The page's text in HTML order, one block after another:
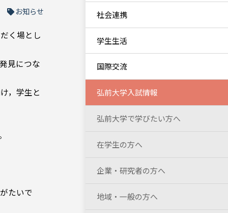
お知らせ
く場とし
見につな
，学生と
たいで
社会連携
学生生活
国際交流
弘前大学入試情報
弘前大学で学びたい方へ
在学生の方へ
企業・研究者の方へ
地域・一般の方へ